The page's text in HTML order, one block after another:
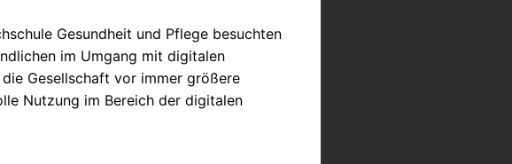
Gesundheit und Pflege besuchten
im Umgang mit digitalen
Gesellschaft vor immer größere
Nutzung im Bereich der digitalen